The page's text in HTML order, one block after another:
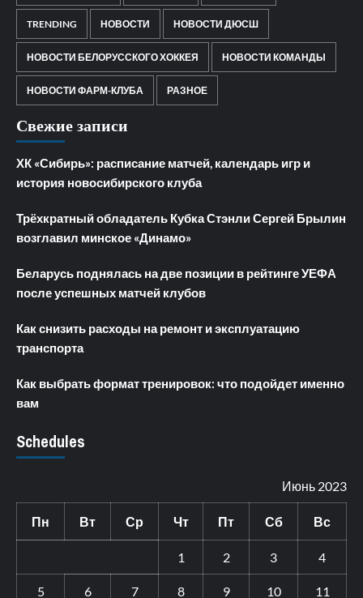
TRENDING НОВОСТИ НОВОСТИ ДЮСШ
НОВОСТИ БЕЛОРУССКОГО ХОККЕЯ НОВОСТИ КОМАНДЫ
НОВОСТИ ФАРМ-КЛУБА РАЗНОЕ
Свежие записи
ХК «Сибирь»: расписание матчей, календарь игр и
история новосибирского клуба
Трёхкратный обладатель Кубка Стэнли Сергей Брылин
возглавил минское «Динамо»
Беларусь поднялась на две позиции в рейтинге УЕФА
после успешных матчей клубов
Как снизить расходы на ремонт и эксплуатацию
транспорта
Как выбрать формат тренировок: что подойдет именно
вам
Schedules
Июнь 2023
Пн Вт Ср Чт Пт Сб Вс
1 2 3 4
5 6 7 8 9 10 11